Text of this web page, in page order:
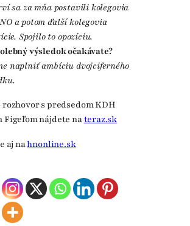
sa za mňa postavili kolegovia
a potom ďalší kolegovia
Spojilo to opozíciu.
výsledok očakávate?
naplniť ambíciu dvojciferného
rozhovor s predsedom KDH
Figeľom nájdete nateraz.sk
aj nahnonline.sk